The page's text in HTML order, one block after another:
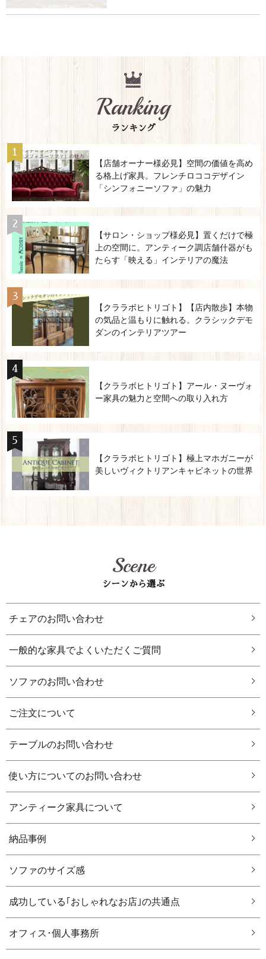
Ranking
ランキング
【店舗オーナー様必見】空間の価値を高め
る格上げ家具。フレンチロココデザイン
「シンフォニーソファ」の魅力
【サロン・ショップ様必見】置くだけで極
上の空間に。アンティーク調店舗什器がも
たらす「映える」インテリアの魔法
【クララボヒトリゴト】【店内散歩】本物
の気品と温もりに触れる。クラシックデモ
ダンのインテリアツアー
【クララボヒトリゴト】アール・ヌーヴォ
ー家具の魅力と空間への取り入れ方
【クララボヒトリゴト】極上マホガニーが
美しいヴィクトリアンキャビネットの世界
Scene
シーンから選ぶ
チェアのお問い合わせ
一般的な家具でよくいただくご質問
ソファのお問い合わせ
ご注文について
テーブルのお問い合わせ
使い方についてのお問い合わせ
アンティーク家具について
納品事例
ソファのサイズ感
成功している｢おしゃれなお店｣の共通点
オフィス･個人事務所